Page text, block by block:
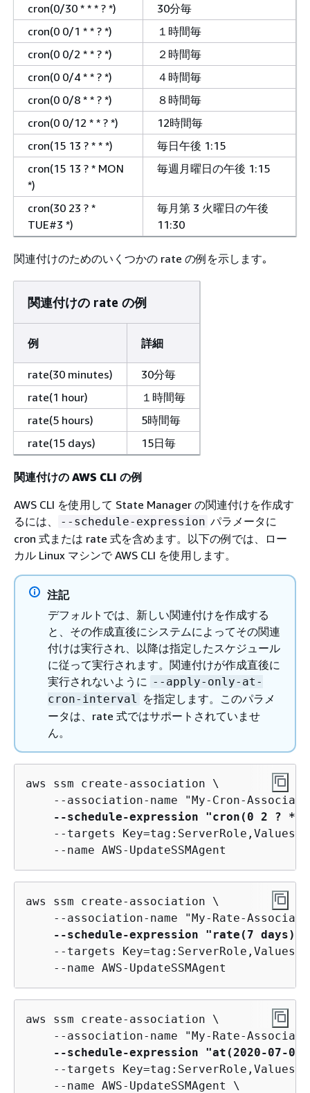
cron(0/30 * * * ? *)
30分毎
cron(0 0/1 * * ? *)
１時間毎
cron(0 0/2 * * ? *)
２時間毎
cron(0 0/4 * * ? *)
４時間毎
cron(0 0/8 * * ? *)
８時間毎
cron(0 0/12 * * ? *)
12時間毎
cron(15 13 ? * * *)
毎日午後 1:15
cron(15 13 ? * MON
*)
毎週月曜日の午後 1:15
cron(30 23 ? *
TUE#3 *)
毎月第 3 火曜日の午後
11:30
関連付けのためのいくつかの rate の例を示します｡
関連付けの rate の例
例 詳細
rate(30 minutes)
30分毎
rate(1 hour)
１時間毎
rate(5 hours)
5時間毎
rate(15 days)
15日毎
関連付けの AWS CLI の例
AWS CLI を使用して State Manager の関連付けを作成す
るには、
--schedule-expression パラメータに
cron 式または rate 式を含めます。以下の例では、ロー
カル Linux マシンで AWS CLI を使用します。
注記
デフォルトでは、新しい関連付けを作成する
と、その作成直後にシステムによってその関連
付けは実行され、以降は指定したスケジュール
に従って実行されます。関連付けが作成直後に
実行されないように --apply-only-at-
cron-interval
を指定します。このパラメ
ータは、rate 式ではサポートされていませ
ん。
aws ssm create-association \
--association-name "My-Cron-
--schedule-expression "cron(0 2 ? *
--targets
    --name AWS-UpdateSSMAgent
aws ssm create-association \
--association-name "My-Rate-
--schedule-expression "rate(7 days)"
--targets
    --name AWS-UpdateSSMAgent
aws ssm create-association \
--association-name "My-Rate-
--schedule-expression "at(2020-07-
--targets
    --name AWS-UpdateSSMAgent \